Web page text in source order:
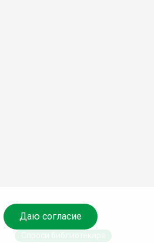
Даю согласие
Спроси библиотекаря